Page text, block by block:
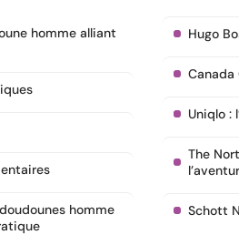
homme alliant
homme
Hugo
Uniqlo :
The
Schott